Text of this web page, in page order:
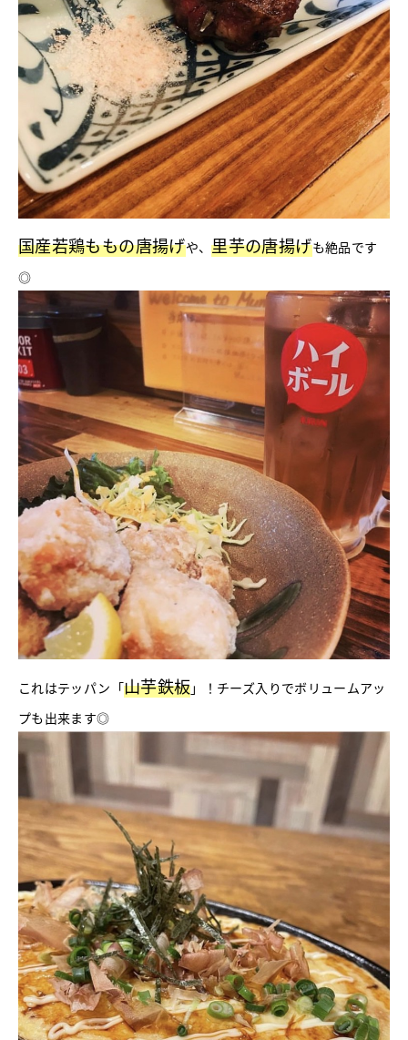
国産若鶏ももの唐揚げや、里芋の唐揚げも絶品です
◎
これはテッパン「山芋鉄板」！チーズ入りでボリュームアッ
プも出来ます◎